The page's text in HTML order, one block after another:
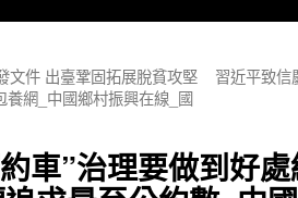
文件 出臺鞏固拓展脫貧攻堅
養網_中國鄉村振興在線_國
習近平致信
車”治理要做到好